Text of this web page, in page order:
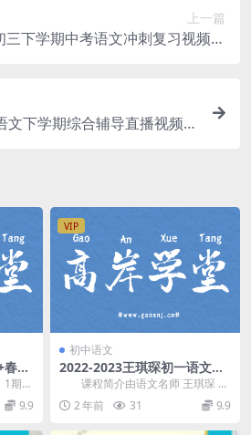
上一篇
下学期中考语文冲刺复习视频网
文下学期综合辅导直播视频课
季
末
2
9.9
VIP
初中语文
2022-2023王琪琛初一语文上
学期秋季尖端班(A+)
课程简介由语文名师 王琪琛 讲
课，山东大学毕业。王琪琛初一语
文上学期秋季尖端...
2 年前 31 9.9